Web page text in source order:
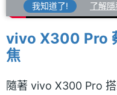
vivo X300 Pro
焦
隨著 vivo X300 Pro
我知道了!
了解